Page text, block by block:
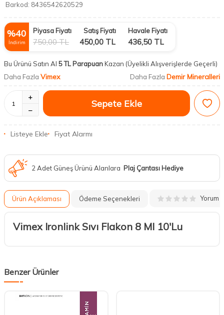
Barkod: 8436542620529
%40
İndirim
Piyasa Fiyatı
750,00TL
Satış Fiyatı
450,00 TL
Havale Fiyatı
436,50 TL
Bu Ürünü Satın Al 5 TL ParapuanKazan (Üyelikli Alışverişlerde Geçerli)
Daha Fazla Vimex Daha Fazla Demir Mineralleri
Sepete Ekle
Listeye Ekle Fiyat Alarmı
2 Adet Güneş Ürünü Alanlara Plaj Çantası Hediye
Ürün Açıklaması Ödeme Seçenekleri Yorum
Vimex Ironlink Sıvı Flakon 8 Ml 10'Lu
Benzer Ürünler